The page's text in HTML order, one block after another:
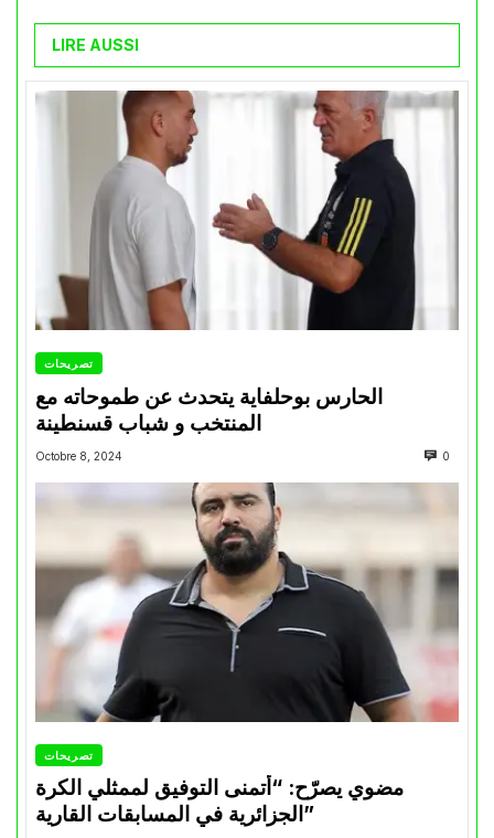
LIRE AUSSI
تصريحات
الحارس بوحلفاية يتحدث عن طموحاته مع
المنتخب و شباب قسنطينة
Octobre 8, 2024 0
تصريحات
مضوي يصرّح: “أتمنى التوفيق لممثلي الكرة
الجزائرية في المسابقات القارية”